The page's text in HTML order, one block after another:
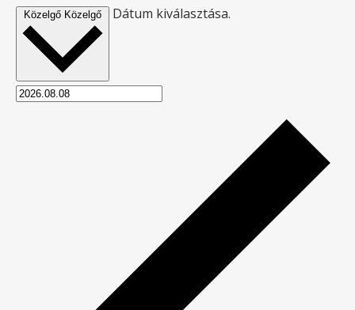
Közelgő Közelgő Dátum kiválasztása.